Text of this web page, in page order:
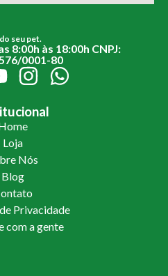
seu pet.
8:00h às 18:00h CNPJ:
0001-80
Loja
Nós
Blog
Privacidade
com a gente